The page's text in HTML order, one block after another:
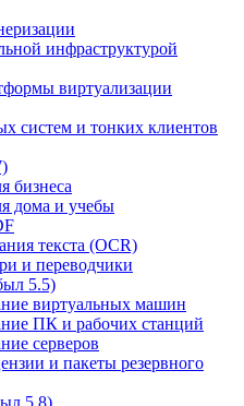
инфраструктурой
виртуализации
систем и тонких клиентов
бизнеса
дома и учебы
текста (OCR)
и переводчики
5.5)
виртуальных машин
ПК и рабочих станций
серверов
и пакеты резервного
5.8)